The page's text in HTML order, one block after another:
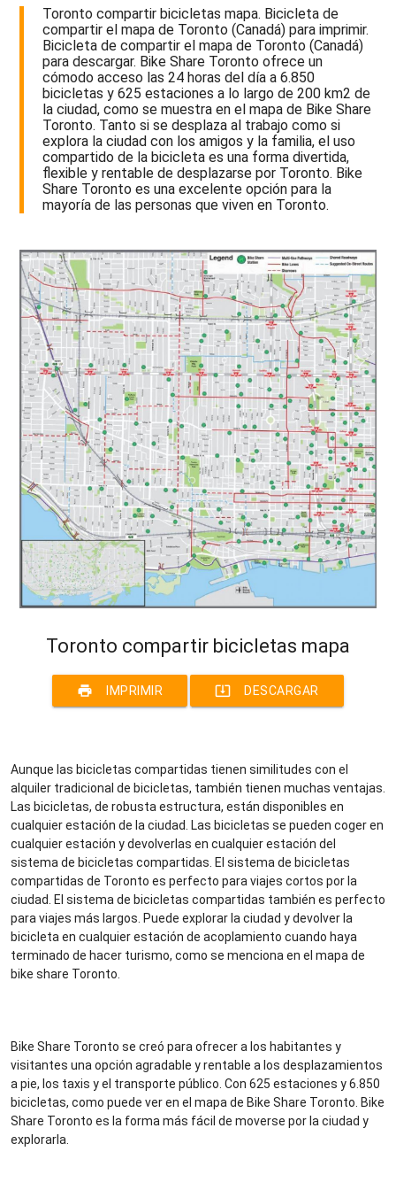
Toronto compartir bicicletas mapa. Bicicleta de
compartir el mapa de Toronto (Canadá) para imprimir.
Bicicleta de compartir el mapa de Toronto (Canadá)
para descargar. Bike Share Toronto ofrece un
cómodo acceso las 24 horas del día a 6.850
bicicletas y 625 estaciones a lo largo de 200 km2 de
la ciudad, como se muestra en el mapa de Bike Share
Toronto. Tanto si se desplaza al trabajo como si
explora la ciudad con los amigos y la familia, el uso
compartido de la bicicleta es una forma divertida,
flexible y rentable de desplazarse por Toronto. Bike
Share Toronto es una excelente opción para la
mayoría de las personas que viven en Toronto.
Toronto compartir bicicletas mapa
print IMPRIMIR system_update_alt DESCARGAR
Aunque las bicicletas compartidas tienen similitudes con el
alquiler tradicional de bicicletas, también tienen muchas ventajas.
Las bicicletas, de robusta estructura, están disponibles en
cualquier estación de la ciudad. Las bicicletas se pueden coger en
cualquier estación y devolverlas en cualquier estación del
sistema de bicicletas compartidas. El sistema de bicicletas
compartidas de Toronto es perfecto para viajes cortos por la
ciudad. El sistema de bicicletas compartidas también es perfecto
para viajes más largos. Puede explorar la ciudad y devolver la
bicicleta en cualquier estación de acoplamiento cuando haya
terminado de hacer turismo, como se menciona en el mapa de
bike share Toronto.
Bike Share Toronto se creó para ofrecer a los habitantes y
visitantes una opción agradable y rentable a los desplazamientos
a pie, los taxis y el transporte público. Con 625 estaciones y 6.850
bicicletas, como puede ver en el mapa de Bike Share Toronto. Bike
Share Toronto es la forma más fácil de moverse por la ciudad y
explorarla.